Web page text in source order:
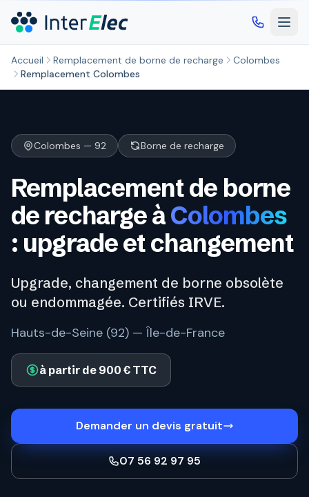
Accueil Remplacement de borne de recharge
Colombes
Remplacement Colombes
Colombes — 92 Borne de recharge
Remplacement de borne
de recharge àColombes
: upgrade et changement
Upgrade, changement de borne obsolète
ou endommagée. Certifiés IRVE.
Hauts-de-Seine (92) — Île-de-France
à partir de 900 € TTC
Demander un devis gratuit
07 56 92 97 95